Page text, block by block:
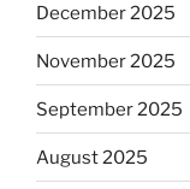
December 2025
November 2025
September 2025
August 2025